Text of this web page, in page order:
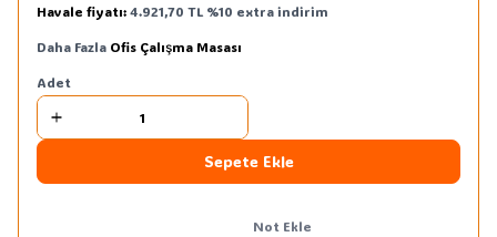
Havale fiyatı:4.921,70 TL %10 extra indirim
Daha Fazla Ofis Çalışma Masası
Adet
Sepete Ekle
Not Ekle